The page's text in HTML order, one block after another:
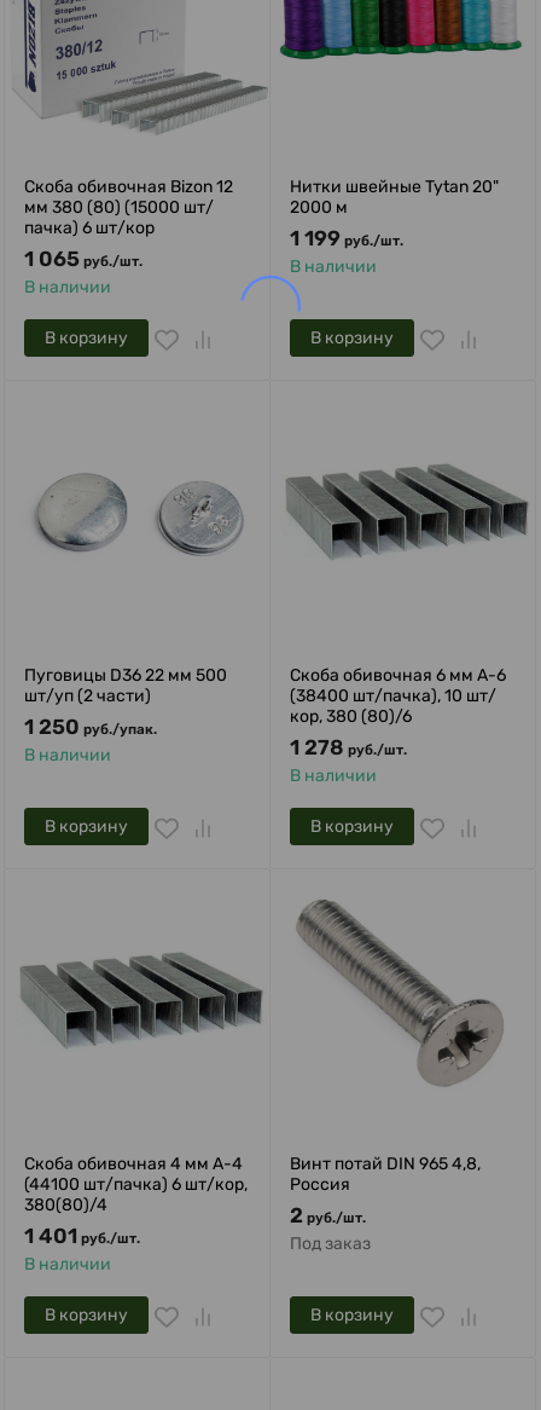
Скоба обивочная Bizon 12
мм 380 (80) (15000 шт/
пачка) 6 шт/кор
1 065 руб./шт.
В наличии
В корзину
Нитки швейные Tytan 20"
2000 м
1 199 руб./шт.
В наличии
В корзину
Пуговицы D36 22 мм 500
шт/уп (2 части)
1 250 руб./упак.
В наличии
В корзину
Скоба обивочная 6 мм A-6
(38400 шт/пачка), 10 шт/
кор, 380 (80)/6
1 278 руб./шт.
В наличии
В корзину
Скоба обивочная 4 мм A-4
(44100 шт/пачка) 6 шт/кор,
380(80)/4
1 401 руб./шт.
В наличии
В корзину
Винт потай DIN 965 4,8,
Россия
2 руб./шт.
Под заказ
В корзину